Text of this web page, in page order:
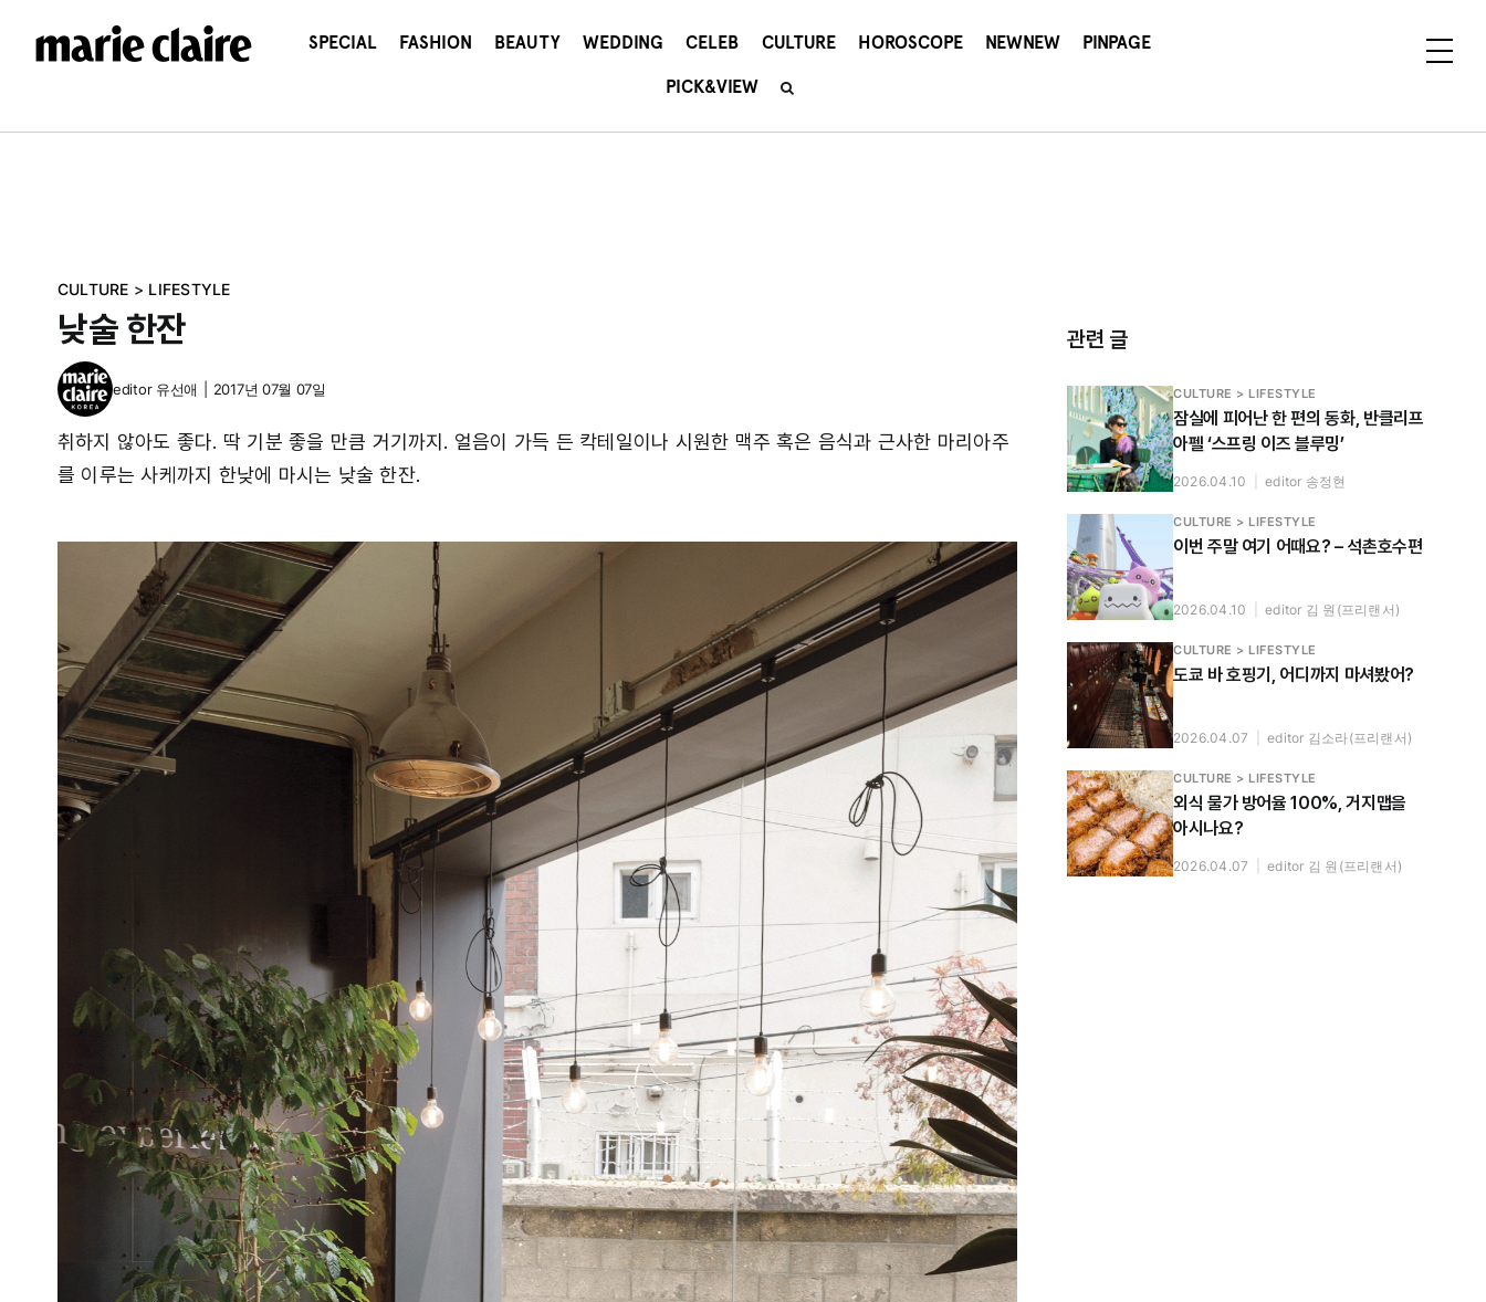
건
SPECIAL FASHION BEAUTY WEDDING CELEB CULTURE HOROSCOPE NEWNEW PINPAGE
PICK&VIEW
CULTURE > LIFESTYLE
낮술 한잔
editor 유선애 2017년 07월 07일
취하지 않아도 좋다. 딱 기분 좋을 만큼 거기까지. 얼음이 가득 든 칵테일이나 시원한 맥주 혹은 음식과 근사한 마리아주
를 이루는 사케까지 한낮에 마시는 낮술 한잔.
관련 글
CULTURE > LIFESTYLE
잠실에 피어난 한 편의 동화, 반클리프
아펠 ‘스프링 이즈 블루밍’
2026.04.10 editor 송정현
CULTURE > LIFESTYLE
이번 주말 여기 어때요? – 석촌호수편
2026.04.10 editor 김 원(프리랜서)
CULTURE > LIFESTYLE
도쿄 바 호핑기, 어디까지 마셔봤어?
2026.04.07 editor 김소라(프리랜서)
CULTURE > LIFESTYLE
외식 물가 방어율 100%, 거지맵을
아시나요?
2026.04.07 editor 김 원(프리랜서)